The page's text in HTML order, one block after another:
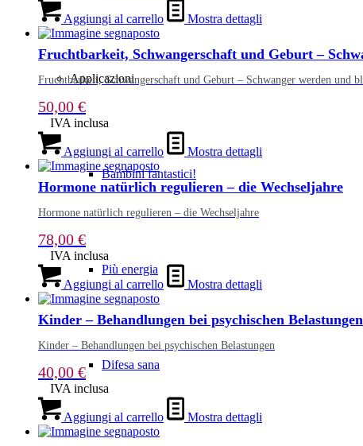
Applicazioni
Bambini fantastici!
Più energia
Difesa sana
Aggiungi al carrello Mostra dettagli
Fruchtbarkeit, Schwangerschaft und Geburt –
Fruchtbarkeit, Schwangerschaft und Geburt – Schwanger werden und
50,00 €
IVA inclusa
Aggiungi al carrello Mostra dettagli
Hormone natürlich regulieren – die Wechseljahre
Hormone natürlich regulieren – die Wechseljahre
78,00 €
IVA inclusa
Aggiungi al carrello Mostra dettagli
Kinder – Behandlungen bei psychischen Belastungen
Kinder – Behandlungen bei psychischen Belastungen
40,00 €
IVA inclusa
Aggiungi al carrello Mostra dettagli